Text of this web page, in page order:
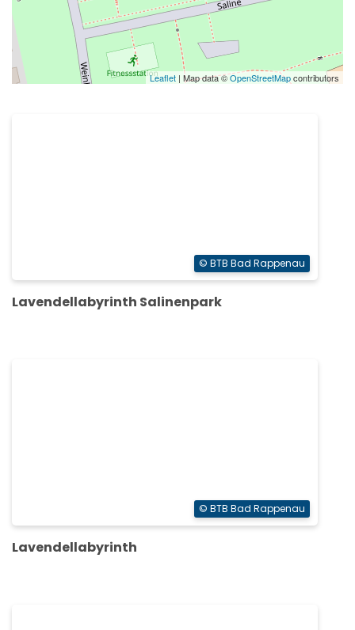
Leaflet | Map data ©OpenStreetMapcontributors
© BTB Bad Rappenau
Lavendellabyrinth Salinenpark
© BTB Bad Rappenau
Lavendellabyrinth